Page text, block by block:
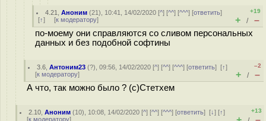
4.21 ,Аноним (21), 10:41, 14/02/2020 [^] [^^] [^^^] [ответить]
[↑] [к модератору]
+19
+ / –
по-моему они справляются со сливом персональных
данных и без подобной софтины
3.6 ,Антоним23 (?), 09:56, 14/02/2020 [^] [^^] [^^^] [ответить][↑]
[к модератору]
–2
+ / –
А что, так можно было ? (с)Стетхем
2.10 ,Аноним (10), 10:08, 14/02/2020 [^] [^^] [^^^] [ответить][↓] [↑]
[к модератору]
+13